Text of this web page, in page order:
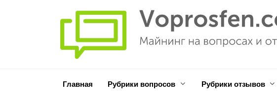
Главная Рубрики вопросов Рубрики отзывов